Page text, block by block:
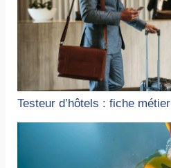
Testeur d’hôtels : fiche métier